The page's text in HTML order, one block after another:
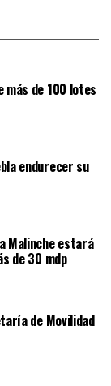
de 100 lotes
endurecer su
Malinche estará
de 30 mdp
de Movilidad